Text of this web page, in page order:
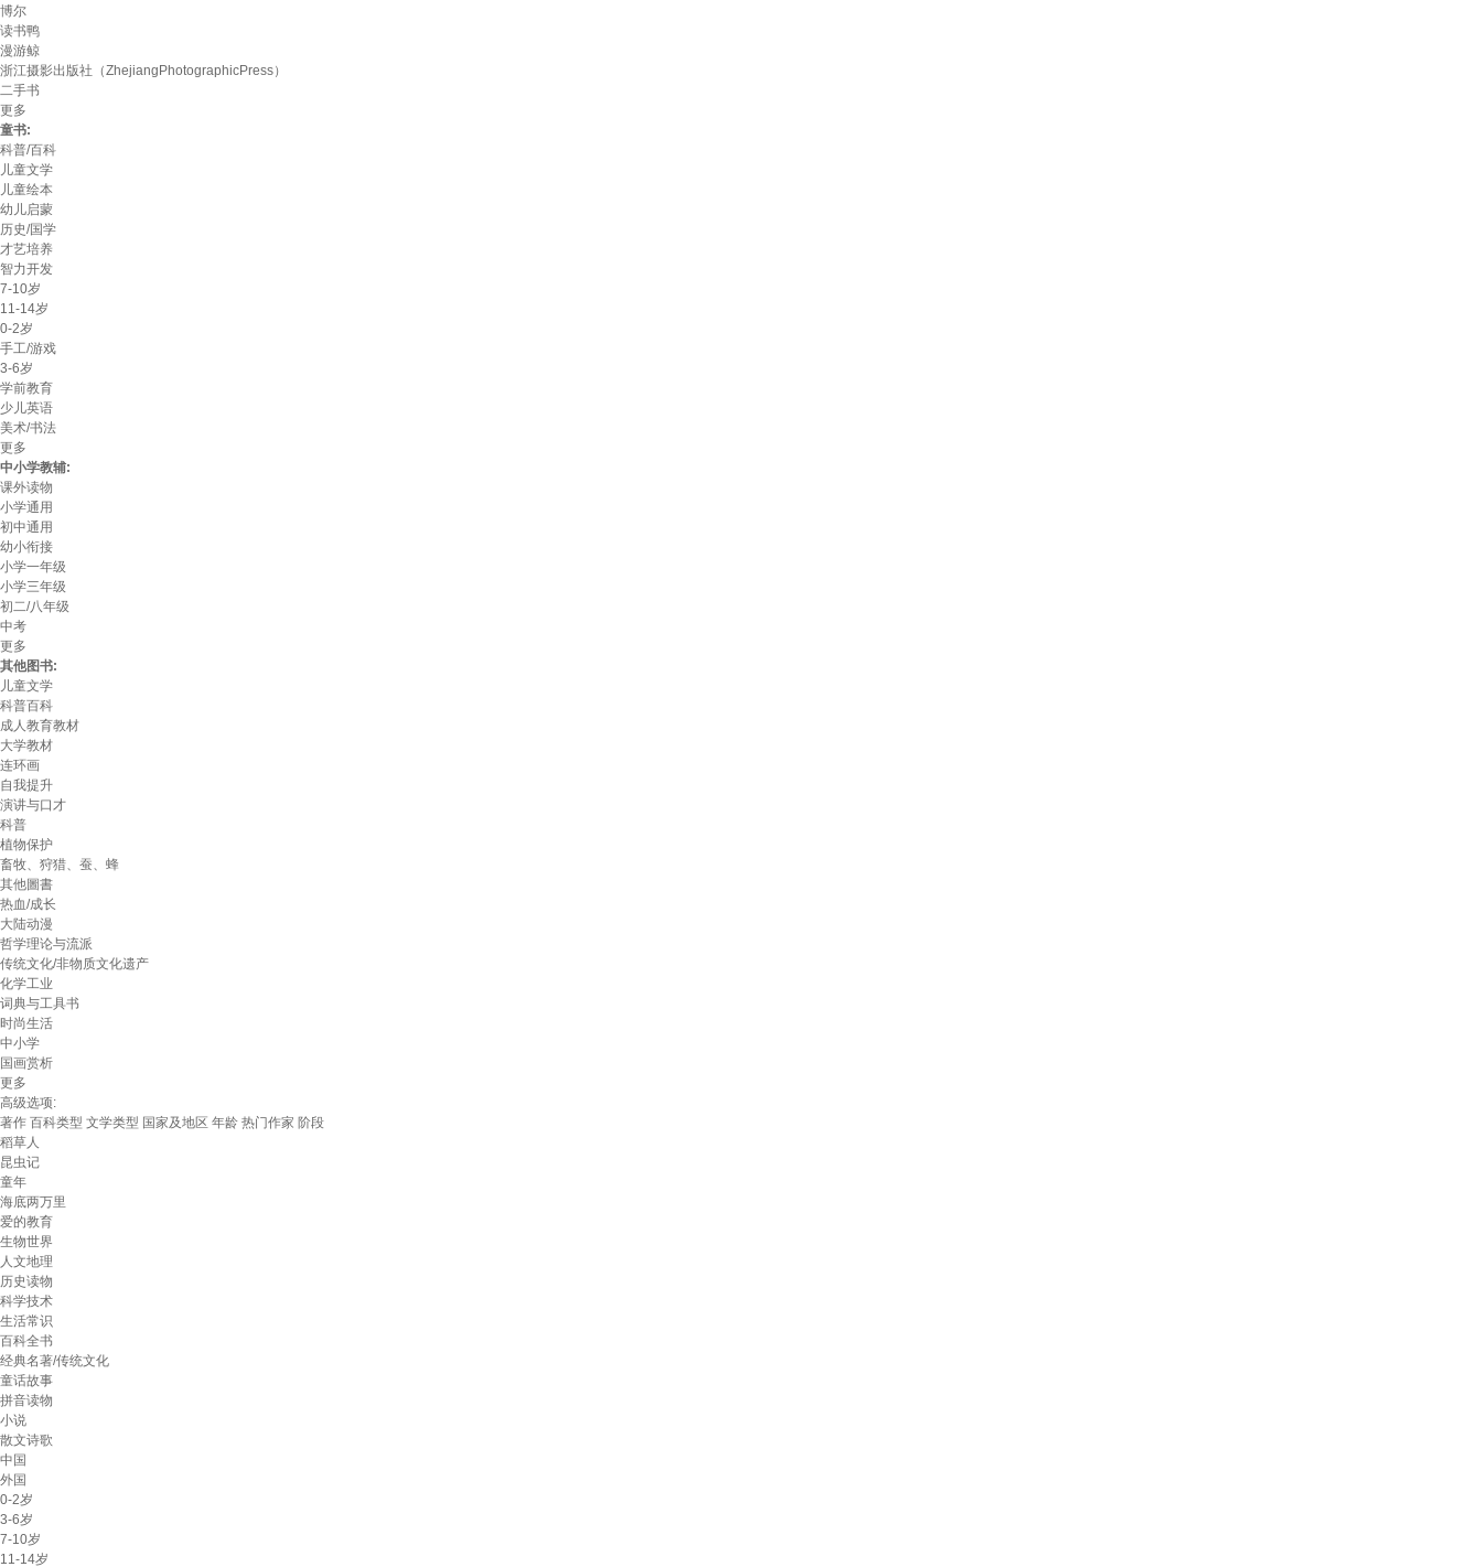
博尔
读书鸭
漫游鲸
浙江摄影出版社（ZhejiangPhotographicPress）
二手书
更多
童书:
科普/百科
儿童文学
儿童绘本
幼儿启蒙
历史/国学
才艺培养
智力开发
7-10岁
11-14岁
0-2岁
手工/游戏
3-6岁
学前教育
少儿英语
美术/书法
更多
中小学教辅:
课外读物
小学通用
初中通用
幼小衔接
小学一年级
小学三年级
初二/八年级
中考
更多
其他图书:
儿童文学
科普百科
成人教育教材
大学教材
连环画
自我提升
演讲与口才
科普
植物保护
畜牧、狩猎、蚕、蜂
其他圖書
热血/成长
大陆动漫
哲学理论与流派
传统文化/非物质文化遗产
化学工业
词典与工具书
时尚生活
中小学
国画赏析
更多
高级选项:
著作 百科类型 文学类型 国家及地区 年龄 热门作家 阶段
稻草人
昆虫记
童年
海底两万里
爱的教育
生物世界
人文地理
历史读物
科学技术
生活常识
百科全书
经典名著/传统文化
童话故事
拼音读物
小说
散文诗歌
中国
外国
0-2岁
3-6岁
7-10岁
11-14岁